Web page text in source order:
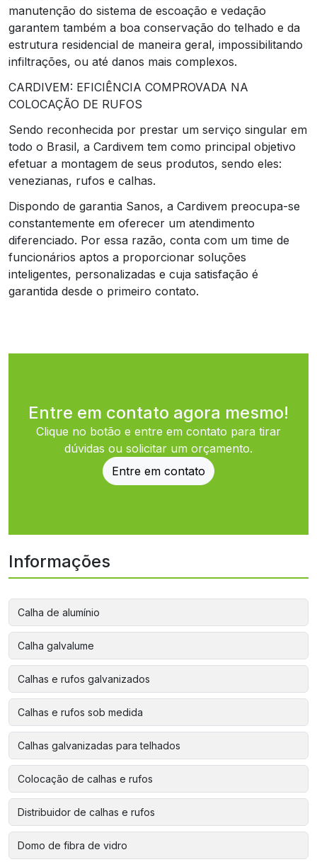
manutenção do sistema de escoação e vedação
garantem também a boa conservação do telhado e da
estrutura residencial de maneira geral, impossibilitando
infiltrações, ou até danos mais complexos.
CARDIVEM: EFICIÊNCIA COMPROVADA NA
COLOCAÇÃO DE RUFOS
Sendo reconhecida por prestar um serviço singular em
todo o Brasil, a Cardivem tem como principal objetivo
efetuar a montagem de seus produtos, sendo eles:
venezianas, rufos e calhas.
Dispondo de garantia Sanos, a Cardivem preocupa-se
constantemente em oferecer um atendimento
diferenciado. Por essa razão, conta com um time de
funcionários aptos a proporcionar soluções
inteligentes, personalizadas e cuja satisfação é
garantida desde o primeiro contato.
Entre em contato agora mesmo!
Clique no botão e entre em contato para tirar
dúvidas ou solicitar um orçamento.
Entre em contato
Informações
Calha de alumínio
Calha galvalume
Calhas e rufos galvanizados
Calhas e rufos sob medida
Calhas galvanizadas para telhados
Colocação de calhas e rufos
Distribuidor de calhas e rufos
Domo de fibra de vidro